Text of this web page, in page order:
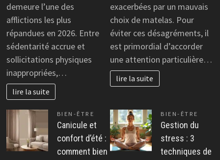
demeure l’une des
afflictions les plus
répandues en 2026. Entre
sédentarité accrue et
sollicitations physiques
inappropriées,…
lire la suite
exacerbées par un mauvais
choix de matelas. Pour
éviter ces désagréments, il
est primordial d’accorder
une attention particulière…
lire la suite
BIEN-ÊTRE
Canicule et
confort d’été :
comment bien
BIEN-ÊTRE
Gestion du
stress : 3
techniques de